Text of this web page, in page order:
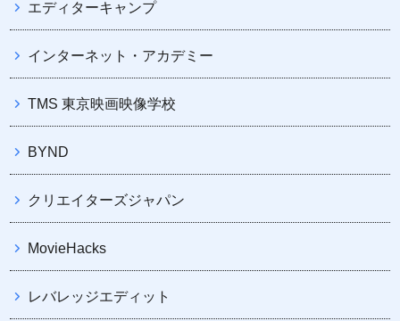
エディターキャンプ
インターネット・アカデミー
TMS 東京映画映像学校
BYND
クリエイターズジャパン
MovieHacks
レバレッジエディット